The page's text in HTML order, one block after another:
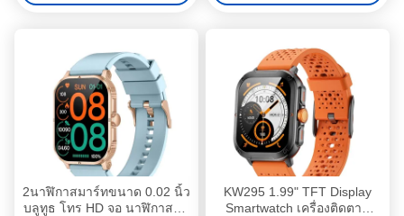
2นาฬิกาสมาร์ทขนาด 0.02 นิ้ว
บลูทูธ โทร HD จอ นาฬิกาสมา
KW295 1.99" TFT Display
Smartwatch เครื่องติดตาม